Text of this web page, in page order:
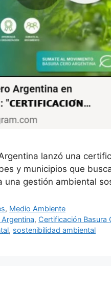
lanzó una
y municipios que
una gestión ambiental
, Medio Ambiente
, Certificación Basura
, sostenibilidad ambiental